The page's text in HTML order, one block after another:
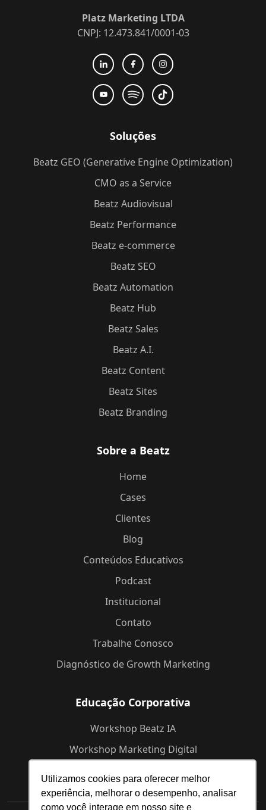
Utilizamos cookies para oferecer melhor
experiência, melhorar o desempenho, analisar
como você interage em nosso site e
Platz Marketing LTDA
CNPJ: 12.473.841/0001-03
Soluções
Beatz GEO (Generative Engine Optimization)
CMO as a Service
Beatz Audiovisual
Beatz Performance
Beatz e-commerce
Beatz SEO
Beatz Automation
Beatz Hub
Beatz Sales
Beatz A.I.
Beatz Content
Beatz Sites
Beatz Branding
Sobre a Beatz
Home
Cases
Clientes
Blog
Conteúdos Educativos
Podcast
Institucional
Contato
Trabalhe Conosco
Diagnóstico de Growth Marketing
Educação Corporativa
Workshop Beatz IA
Workshop Marketing Digital